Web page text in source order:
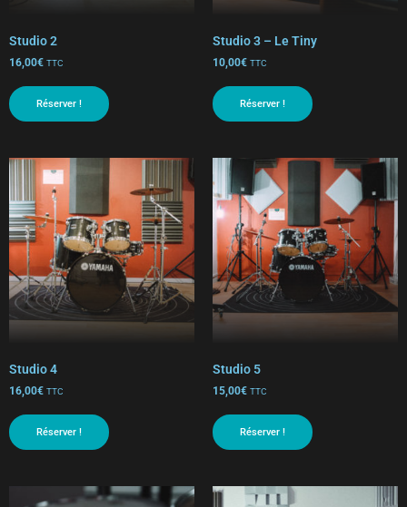
Studio 2
16,00€ TTC
Réserver !
Studio 3 – Le Tiny
10,00€ TTC
Réserver !
Studio 4
16,00€ TTC
Réserver !
Studio 5
15,00€ TTC
Réserver !